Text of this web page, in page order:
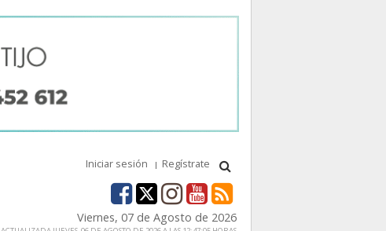
Iniciar sesión Regístrate
Viernes, 07 de Agosto de 2026